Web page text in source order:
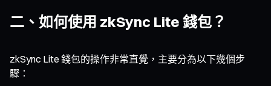
二、如何使用 zkSync Lite 錢包？
zkSync Lite 錢包的操作非常直覺，主要分為以下幾個步
驟：